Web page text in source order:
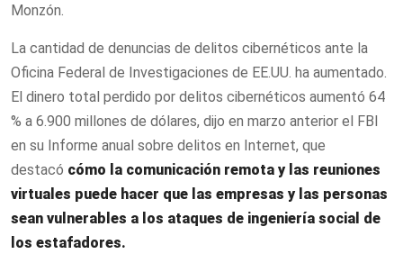
Monzón.
La cantidad de denuncias de delitos cibernéticos ante la
Oficina Federal de Investigaciones de EE.UU. ha aumentado.
El dinero total perdido por delitos cibernéticos aumentó 64
% a 6.900 millones de dólares, dijo en marzo anterior el FBI
en su Informe anual sobre delitos en Internet, que
destacó cómo la comunicación remota y las reuniones
virtuales puede hacer que las empresas y las personas
sean vulnerables a los ataques de ingeniería social de
los estafadores.